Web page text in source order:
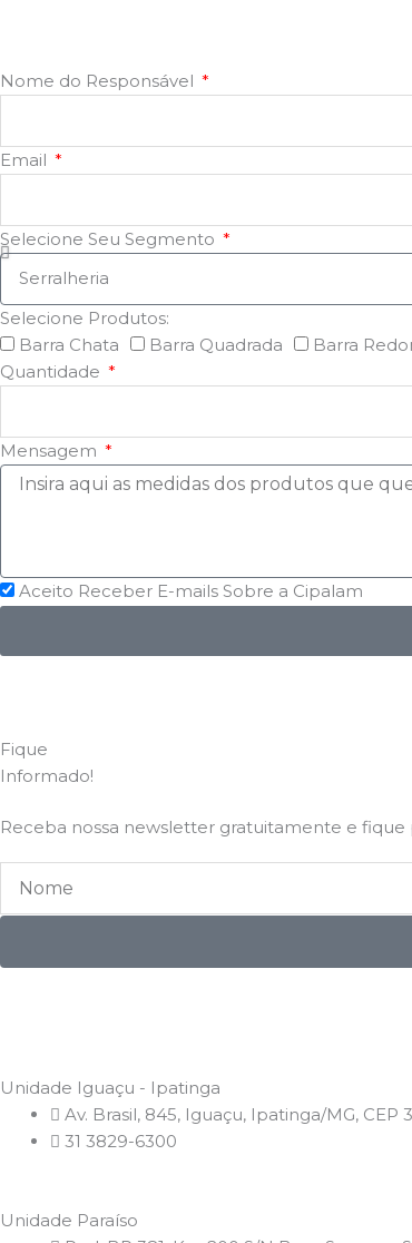
Nome do Responsável
Email
Selecione Seu Segmento
Selecione Produtos:
Barra Chata
Barra Quadrada Barra
Quantidade
Mensagem
Aceito Receber E-mails Sobre a Cipalam
Fique
Informado!
Receba nossa newsletter gratuitamente e fique
Unidade Iguaçu - Ipatinga
Av. Brasil, 845, Iguaçu, Ipatinga/MG, CEP
31 3829-6300
Unidade Paraíso